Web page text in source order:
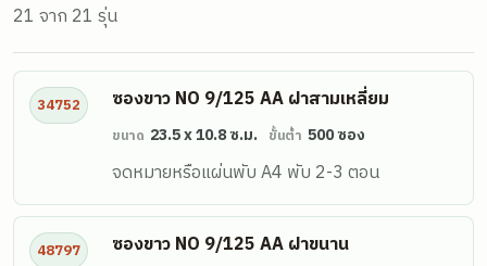
21 จาก 21 รุ่น
34752 ซองขาว NO 9/125 AA ฝาสามเหลี่ยม
ขนาด 23.5 x 10.8 ซ.ม. ขั้นต่ำ 500 ซอง
จดหมายหรือแผ่นพับ A4 พับ 2-3 ตอน
48797 ซองขาว NO 9/125 AA ฝาขนาน